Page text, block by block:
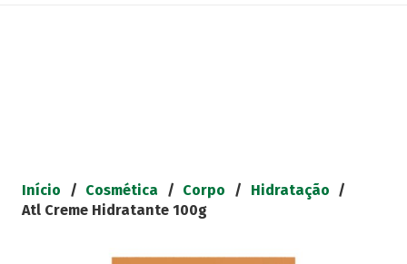
Início / Cosmética / Corpo / Hidratação /
Atl Creme Hidratante 100g